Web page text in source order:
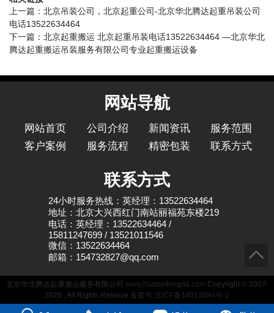
上一篇： 北京吊装公司，北京起重公司-北京华北腾达起重吊装公司
电话13522634464
下一篇： 北京起重搬运 北京起重吊装电话13522634464 —北京华北
腾达起重搬运吊装服务有限公司专业起重搬运设备
网站导航
网站首页 公司介绍 新闻资讯
服务范围
客户案例
服务流程 精密包装 联系方式
联系方式
24小时服务热线：英经理：13522634464
地址：北京大兴西红门南站丽福苑东楼219
电话：英经理：13522634464 /
15811247699 / 13521011546
微信：13522634464
邮箱：154732827@qq.com
北京华北腾达起重搬运服务有限公司 www.huabeitengda.com Copyright © 2007-
2020 , All Rights Reserve 备案号:京ICP备14013094号-2